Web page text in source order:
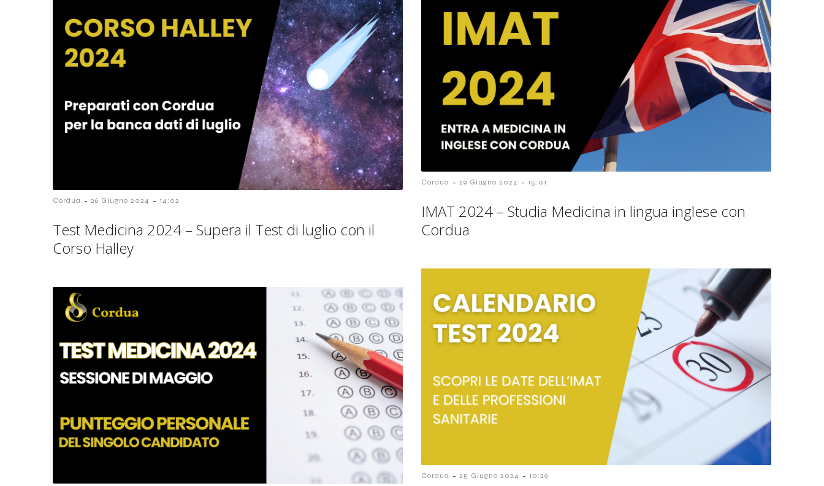
Cordua - 29 Giugno 2024 - 15:01
IMAT 2024 – Studia Medicina in lingua inglese con
Cordua
Cordua - 26 Giugno 2024 - 14:02
Test Medicina 2024 – Supera il Test di luglio con il
Corso Halley
Cordua - 25 Giugno 2024 - 10:29